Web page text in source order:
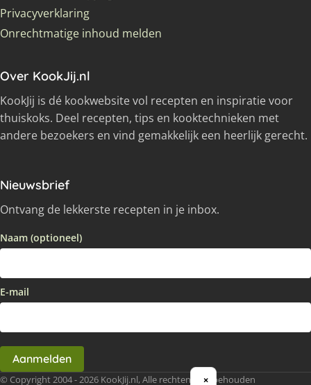
Privacyverklaring
Onrechtmatige inhoud melden
Over KookJij.nl
KookJij is dé kookwebsite vol recepten en inspiratie voor
thuiskoks. Deel recepten, tips en kooktechnieken met
andere bezoekers en vind gemakkelijk een heerlijk gerecht.
Nieuwsbrief
Ontvang de lekkerste recepten in je inbox.
Naam (optioneel)
E-mail
Aanmelden
© Copyright 2004 - 2026 KookJij.nl, Alle rechten voorbehouden
×